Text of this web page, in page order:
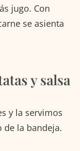
jugo. Con
se asienta
y salsa
y la servimos
de la bandeja.